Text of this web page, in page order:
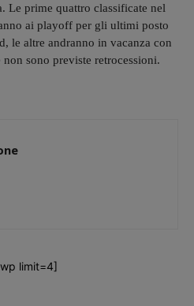
Le prime quattro classificate nel
ai playoff per gli ultimi posto
le altre andranno in vacanza con
sono previste retrocessioni.
limit=4]